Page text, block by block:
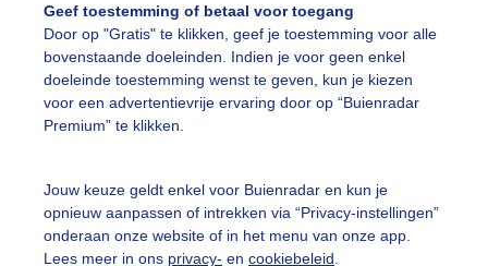
Geef toestemming of betaal voor toegang
Door op "Gratis" te klikken, geef je toestemming voor alle
bovenstaande doeleinden. Indien je voor geen enkel
doeleinde toestemming wenst te geven, kun je kiezen
voor een advertentievrije ervaring door op “Buienradar
Premium” te klikken.
Jouw keuze geldt enkel voor Buienradar en kun je
opnieuw aanpassen of intrekken via “Privacy-instellingen”
onderaan onze website of in het menu van onze app.
Lees meer in ons privacy- en cookiebeleid
Team
beleid